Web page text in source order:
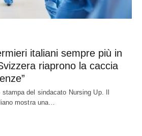
italiani sempre più in
riaprono la caccia
del sindacato Nursing Up. Il
mostra una…